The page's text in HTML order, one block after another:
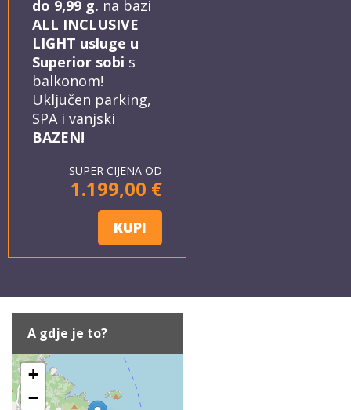
do 9,99 g. na bazi
ALL INCLUSIVE
LIGHT usluge u
Superior sobi s
balkonom!
Uključen parking,
SPA i vanjski
BAZEN!
SUPER CIJENA OD
1.199,00 €
KUPI
A gdje je to?
+
−